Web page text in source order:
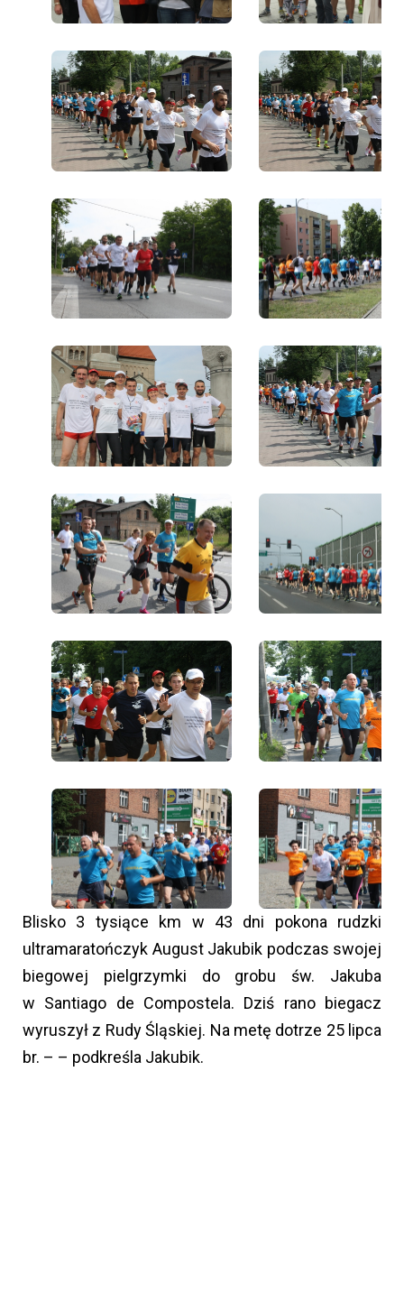
Blisko 3 tysiące km w 43 dni pokona rudzki
ultramaratończyk August Jakubik podczas swojej
biegowej pielgrzymki do grobu św. Jakuba
w Santiago de Compostela. Dziś rano biegacz
wyruszył z Rudy Śląskiej. Na metę dotrze 25 lipca
br. – – podkreśla Jakubik.